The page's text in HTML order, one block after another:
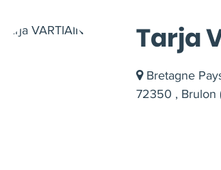
Tarja
Bretagne
72350 , Brulon